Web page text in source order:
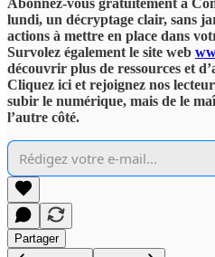
Abonnez-vous gratuitement à
lundi, un décryptage clair, sans
actions à mettre en place dans
Survolez également le site web
découvrir plus de ressources et
Cliquez ici et rejoignez nos
subir le numérique, mais de le
l’autre côté.
Partager